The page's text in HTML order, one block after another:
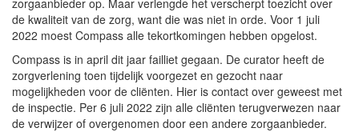
de kwaliteit van de zorg, want die was niet in orde. Voor 1 juli
2022 moest Compass alle tekortkomingen hebben opgelost.
Compass is in april dit jaar failliet gegaan. De curator heeft de
zorgverlening toen tijdelijk voorgezet en gezocht naar
mogelijkheden voor de cliënten. Hier is contact over geweest met
de inspectie. Per 6 juli 2022 zijn alle cliënten terugverwezen naar
de verwijzer of overgenomen door een andere zorgaanbieder.